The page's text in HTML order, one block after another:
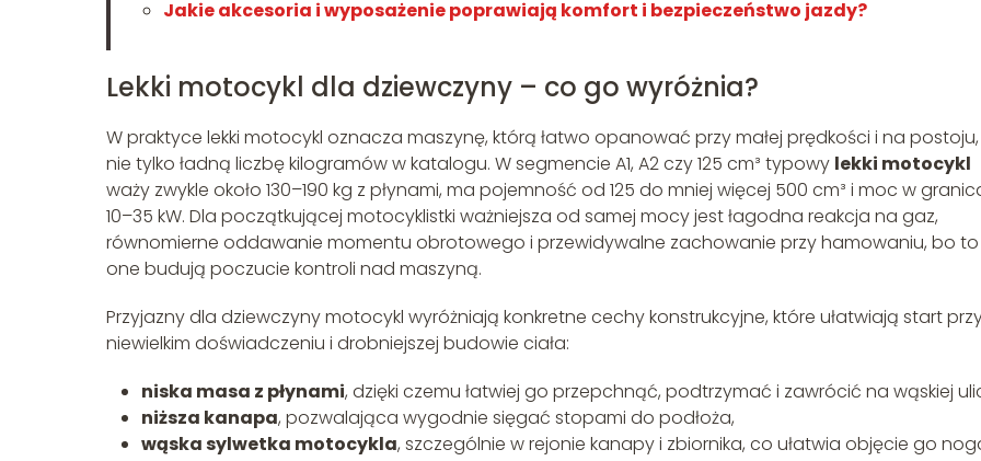
Jakie akcesoria i wyposażenie poprawiają komfort i bezpieczeństwo jazdy?
Lekki motocykl dla dziewczyny – co go wyróżnia?
W praktyce lekki motocykl oznacza maszynę, którą łatwo opanować przy małej prędkości i na
nie tylko ładną liczbę kilogramów w katalogu. W segmencie A1, A2 czy 125 cm³ typowy lekki motocykl
waży zwykle około 130–190 kg z płynami, ma pojemność od 125 do mniej więcej 500 cm³ i moc w
10–35 kW. Dla początkującej motocyklistki ważniejsza od samej mocy jest łagodna reakcja na gaz,
równomierne oddawanie momentu obrotowego i przewidywalne zachowanie przy hamowaniu, bo to
one budują poczucie kontroli nad maszyną.
Przyjazny dla dziewczyny motocykl wyróżniają konkretne cechy konstrukcyjne, które ułatwiają start
niewielkim doświadczeniu i drobniejszej budowie ciała:
niska masa z płynami, dzięki czemu łatwiej go przepchnąć, podtrzymać i zawrócić na wąskiej
niższa kanapa, pozwalająca wygodnie sięgać stopami do podłoża,
wąska sylwetka motocykla, szczególnie w rejonie kanapy i zbiornika, co ułatwia objęcie go